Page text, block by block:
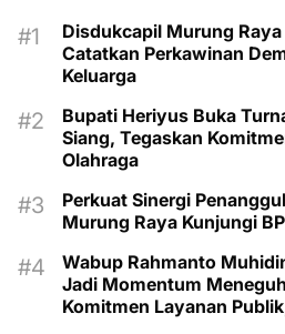
Disdukcapil Murung
Catatkan Perkawinan
Keluarga
Bupati Heriyus Buka
Siang, Tegaskan
Olahraga
Perkuat Sinergi
Murung Raya Kunjungi
Wabup Rahmanto
Jadi Momentum
Komitmen Layanan